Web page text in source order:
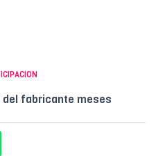
fabricante meses